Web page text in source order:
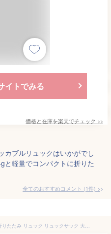
イトでみる
価格と在庫を楽天でチェック >>
カブルリュックはいかがでし
と軽量でコンパクトに折りた
全てのおすすめコメント (1件) >
携帯リュック 折り畳みリュック 折りたたみ リュック リュックサック 大容量 20L 軽量 コンパクト 撥水 生活防水 トラベル 旅行 アウトドア バックパック 折り畳み 買物 旅行 携帯用 トラベルバッグ 通気性 送料無料